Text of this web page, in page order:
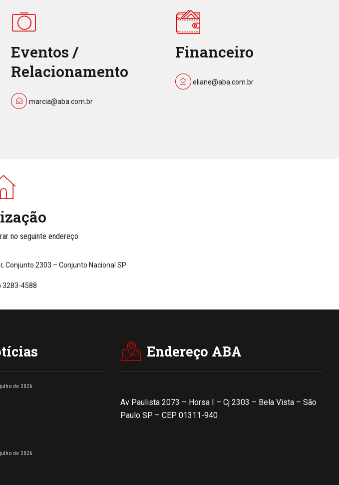
Eventos /
Relacionamento
marcia@aba.com.br
Financeiro
eliane@aba.com.br
no seguinte endereço
Conjunto 2303 – Conjunto Nacional SP
3283-4588
de 2026
de 2026
Endereço ABA
Av Paulista 2073 – Horsa I – Cj 2303 – Bela Vista – São
Paulo SP – CEP 01311-940